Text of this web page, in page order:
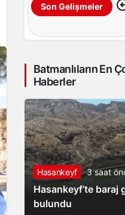
Son Gelişmeler
Batmanlıların En
Haberler
Hasankeyf 3 saat
Hasankeyf’te baraj
bulundu